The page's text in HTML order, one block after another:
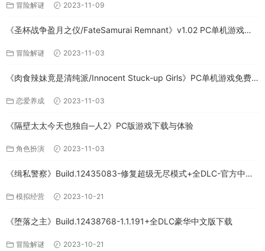
冒险解谜 2023-11-09
《圣杯战争盈月之仪/FateSamurai Remnant》v1.02 PC单机游戏下
冒险解谜 2023-11-03
《肉食辣妹竟是清纯派/Innocent Stuck-up Girls》PC单机游戏免费
恋爱养成 2023-11-03
《隔壁太太今天也独自─人2》PC版游戏下载与体验
角色扮演 2023-11-03
《缉私警察》Build.12435083-修复超级无尽模式+全DLC-官方中文-
模拟经营 2023-10-21
《堕落之主》Build.12438768-1.1.191+全DLC豪华中文版下载
冒险解谜 2023-10-21